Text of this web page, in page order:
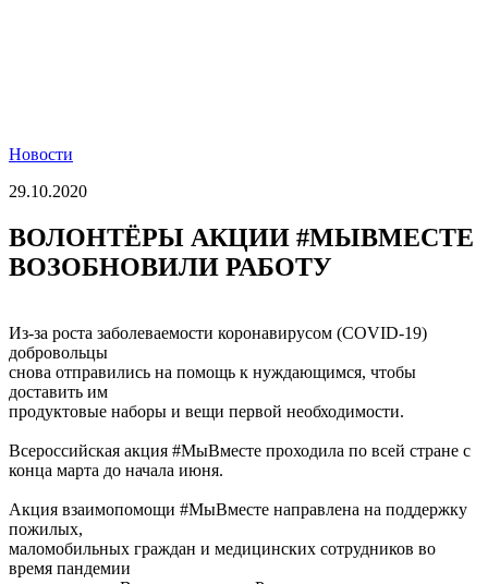
Новости
29.10.2020
ВОЛОНТЁРЫ АКЦИИ #МЫВМЕСТЕ
ВОЗОБНОВИЛИ РАБОТУ
Из-за роста заболеваемости коронавирусом (COVID-19)
добровольцы
снова отправились на помощь к нуждающимся, чтобы
доставить им
продуктовые наборы и вещи первой необходимости.
Всероссийская акция #МыВместе проходила по всей стране с
конца марта до начала июня.
Акция взаимопомощи #МыВместе направлена на поддержку
пожилых,
маломобильных граждан и медицинских сотрудников во
время пандемии